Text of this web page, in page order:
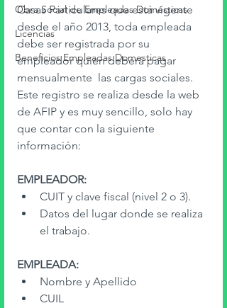
Obra Social de Empleadas Domésticas
Licencias
Beneficios Empleadas Domesticas
Casas Particulares que está vigente
desde el año 2013, toda empleada
debe ser registrada por su
empleador quien deberá pagar
mensualmente  las cargas sociales.
Este registro se realiza desde la web
de AFIP y es muy sencillo, solo hay
que contar con la siguiente
información:
EMPLEADOR:
CUIT y clave fiscal (nivel 2 o 3).
Datos del lugar donde se realiza
el trabajo.
EMPLEADA:
Nombre y Apellido
CUIL